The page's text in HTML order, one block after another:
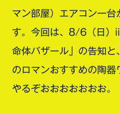
マン部屋）エアコン一台
す。今回は、8/6（日）
命体バザール」の告知と
のロマンおすすめの陶器
やるぞおおおおおおお。